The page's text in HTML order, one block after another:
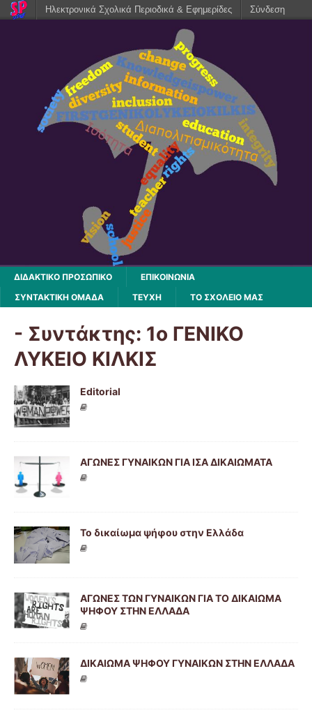
ΔΙΔΑΚΤΙΚΟ ΠΡΟΣΩΠΙΚΟ
ΕΠΙΚΟΙΝΩΝΙΑ
ΣΥΝΤΑΚΤΙΚΗ ΟΜΑΔΑ
ΤΕΥΧΗ ΤΟ ΣΧΟΛΕΙΟ ΜΑΣ
- Συντάκτης: 1ο ΓΕΝΙΚΟ
ΛΥΚΕΙΟ ΚΙΛΚΙΣ
Editorial
ΑΓΩΝΕΣ ΓΥΝΑΙΚΩΝ ΓΙΑ ΙΣΑ ΔΙΚΑΙΩΜΑΤΑ
Το δικαίωμα ψήφου στην Ελλάδα
ΑΓΩΝΕΣ ΤΩΝ ΓΥΝΑΙΚΩΝ ΓΙΑ ΤΟ ΔΙΚΑΙΩΜΑ
ΨΗΦΟΥ ΣΤΗΝ ΕΛΛΑΔΑ
ΔΙΚΑΙΩΜΑ ΨΗΦΟΥ ΓΥΝΑΙΚΩΝ ΣΤΗΝ ΕΛΛΑΔΑ
Ηλεκτρονικά Σχολικά Περιοδικά & Εφημερίδες Σύνδεση